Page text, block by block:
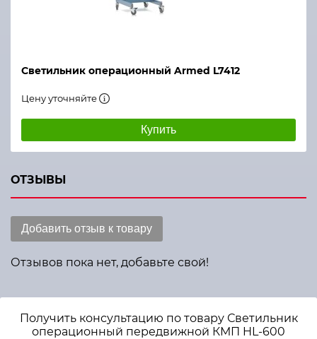
Светильник операционный Armed L7412
Цену уточняйте
Купить
ОТЗЫВЫ
Добавить отзыв к товару
Отзывов пока нет, добавьте свой!
Получить консультацию по товару Светильник
операционный передвижной КМП HL-600